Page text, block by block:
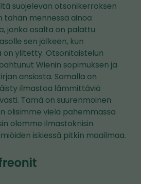
suojelevan otsonikerroksen
tähän mennessä ainoa
jonka osalta on palattu
sen jälkeen, kun
ylitetty. Otsonitaistelun
Wienin sopimuksen ja
ansiosta. Samalla on
ilmastoa lämmittäviä
Tämä on suurenmoinen
olisimme vielä pahemmassa
olemme ilmastokriisin
iskiessä pitkin maailmaa.